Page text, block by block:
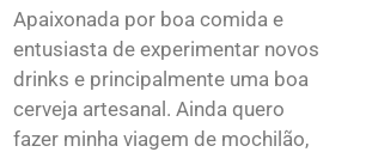
Apaixonada por boa comida e
entusiasta de experimentar novos
drinks e principalmente uma boa
cerveja artesanal. Ainda quero
fazer minha viagem de mochilão,